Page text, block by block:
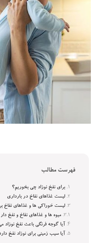
فهرست مطالب
برای نفخ نوزاد چی بخوریم؟
لیست غذاهای نفاخ در بارداری
لیست خوراکی ها و غذاهای نفاخ
میوه ها و غذاهای نفاخ و نفخ دار
آیا گوجه فرنگی باعث نفخ نوزاد
آیا سیب زمینی برای نوزاد نفخ